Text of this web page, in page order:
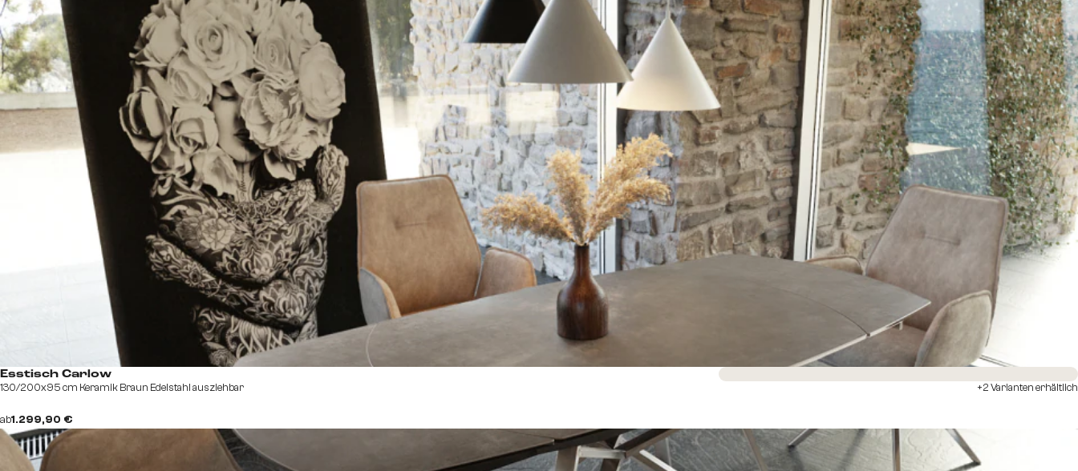
Esstisch Carlow
130/200x95 cm Keramik Braun Edelstahl ausziehbar
ab1.299,90 €
Sofort versandfertig
+2 Varianten erhältlich